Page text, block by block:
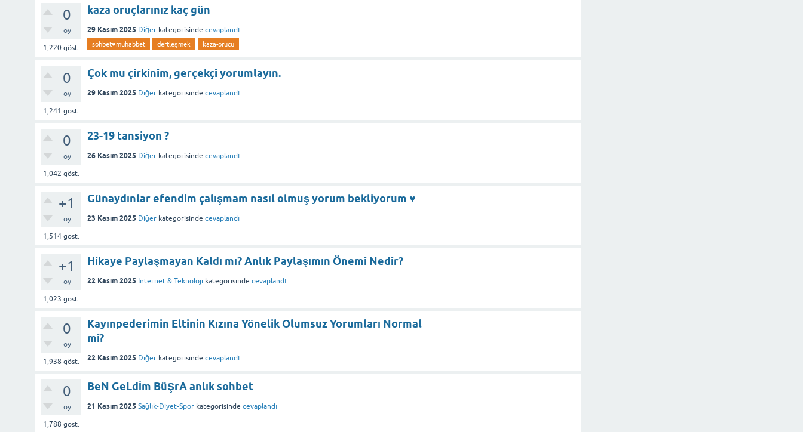
0
oy
1,220göst.
kaza oruçlarınız kaç gün
29 Kasım 2025 Diğer kategorisinde cevaplandı
sohbet♥️muhabbet dertleşmek kaza-orucu
0
oy
1,241 göst.
Çok mu çirkinim, gerçekçi yorumlayın.
29 Kasım 2025 Diğer kategorisinde cevaplandı
0
oy
1,042 göst.
23-19 tansiyon ?
26 Kasım 2025 Diğer kategorisinde cevaplandı
+1
oy
1,514göst.
Günaydınlar efendim çalışmam nasıl olmuş yorum bekliyorum ♥️
23 Kasım 2025 Diğer kategorisinde cevaplandı
+1
oy
1,023 göst.
Hikaye Paylaşmayan Kaldı mı? Anlık Paylaşımın Önemi Nedir?
22 Kasım 2025 İnternet & Teknoloji kategorisinde cevaplandı
0
oy
1,938 göst.
Kayınpederimin Eltinin Kızına Yönelik Olumsuz Yorumları Normal
mi?
22 Kasım 2025 Diğer kategorisinde cevaplandı
0
oy
1,788 göst.
BeN GeLdİm BüŞrA anlık sohbet
21 Kasım 2025 Sağlık-Diyet-Spor kategorisinde cevaplandı